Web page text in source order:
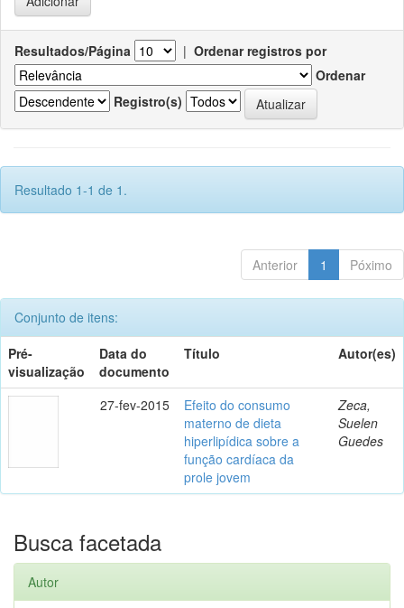
Resultados/Página | Ordenar registros por
Ordenar
Registro(s)
Resultado 1-1 de 1.
Anterior 1 Póximo
Conjunto de itens:
Pré-
visualização
Data do
documento
Título Autor(es)
27-fev-2015
Efeito do consumo
materno de dieta
hiperlipídica sobre a
função cardíaca da
prole jovem
Zeca,
Suelen
Guedes
Busca facetada
Autor